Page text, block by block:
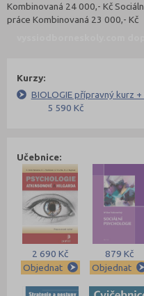
Kombinovaná 24 000,- Kč
práce Kombinovaná 23 000,- Kč
Kurzy:
BIOLOGIE přípravný kurz
5 590 Kč
Učebnice:
2 690 Kč
Objednat
879 Kč
Objednat